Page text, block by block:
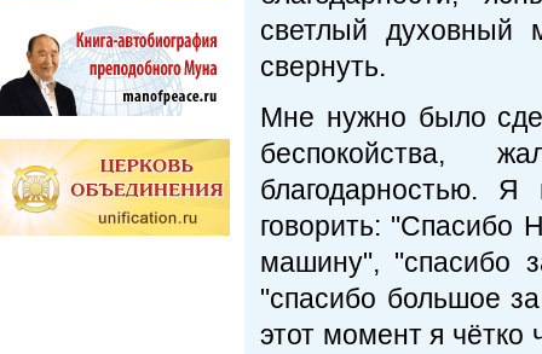
светлый духовный
свернуть.
Мне нужно было
беспокойства,
благодарностью.
говорить: "Спасибо
машину", "спасибо
"спасибо большое
этот момент я чётко